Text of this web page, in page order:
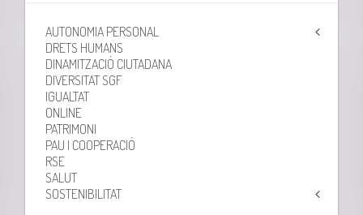
AUTONOMIA PERSONAL
DRETS HUMANS
DINAMITZACIÓ CIUTADANA
DIVERSITAT SGF
IGUALTAT
ONLINE
PATRIMONI
PAU I COOPERACIÓ
RSE
SALUT
SOSTENIBILITAT